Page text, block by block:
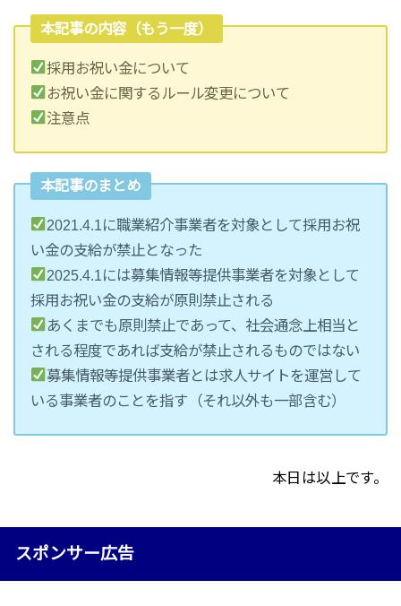
本記事の内容（もう一度）
採用お祝い金について
お祝い金に関するルール変更について
注意点
本記事のまとめ
2021.4.1に職業紹介事業者を対象として採用お祝
い金の支給が禁止となった
2025.4.1には募集情報等提供事業者を対象として
採用お祝い金の支給が原則禁止される
あくまでも原則禁止であって、社会通念上相当と
される程度であれば支給が禁止されるものではない
募集情報等提供事業者とは求人サイトを運営して
いる事業者のことを指す（それ以外も一部含む）
本日は以上です。
スポンサー広告